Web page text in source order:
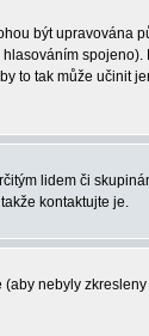
být upravována
to tak může učinit
lidem či
kontaktujte je.
nebyly